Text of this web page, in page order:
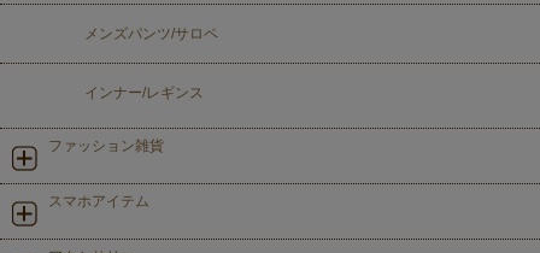
メンズパンツ/サロペ
インナー/レギンス
ファッション雑貨
スマホアイテム